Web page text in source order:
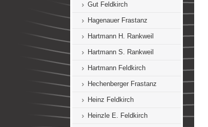
Gut Feldkirch
Hagenauer Frastanz
Hartmann H. Rankweil
Hartmann S. Rankweil
Hartmann Feldkirch
Hechenberger Frastanz
Heinz Feldkirch
Heinzle E. Feldkirch